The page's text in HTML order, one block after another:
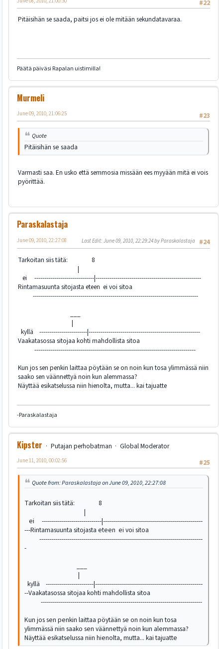
#22
Pitäisihän se saada, paitsi jos ei ole mitään sekundatavaraa.
Päätä päiväsi Rapalan uistimilla!
Murmeli
#23
June 09, 2010, 21:06:25
Quote
Pitäisihän se saada
Varmasti saa. En usko että semmosia missään ees myyään mitä ei vois
pyörittää.
Paraskalastaja
#24
June 09, 2010, 22:27:08 Last Edit: June 09, 2010, 22:29:24 by Paraskalastaja
Tarkoitan siis tätä: 8
|
ei ------------------------------|-----------------------------------------------------
Rintamasuunta sitojasta eteen ei voi sitoa
-----------------------------------------------------------------------------------
|
kyllä ------------------------|--------------------------------------------------------
Vaakatasossa sitojaa kohti mahdollista sitoa
---------------------------------------------------------------------------------
Kun jos sen penkin laittaa pöytään se on noin kun tosa ylimmässä niin
saako sen väännettyä noin kun alemmassa?
Näyttää esikatselussa niin hienolta, mutta... kai tajuatte
-Paraskalastaja
Kipster Putajan perhobatman
Global Moderator
#25
June 11, 2010, 00:02:56
Quote from: Paraskalastaja on June 09, 2010, 22:27:08
Tarkoitan siis tätä: 8
|
ei ------------------------------|--------------------------------------------------
---Rintamasuunta sitojasta eteen ei voi sitoa
----------------------------------------------------------------------------------
-
|
kyllä ------------------------|------------------------------------------------------
--Vaakatasossa sitojaa kohti mahdollista sitoa
---------------------------------------------------------------------------------
Kun jos sen penkin laittaa pöytään se on noin kun tosa
ylimmässä niin saako sen väännettyä noin kun alemmassa?
Näyttää esikatselussa niin hienolta, mutta... kai tajuatte